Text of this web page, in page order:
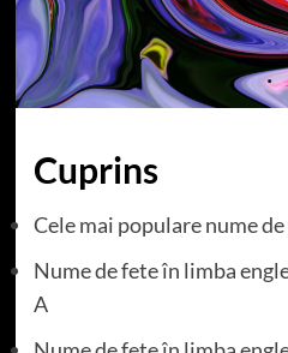
Cuprins
Cele mai populare nume
Nume de fete în limba
A